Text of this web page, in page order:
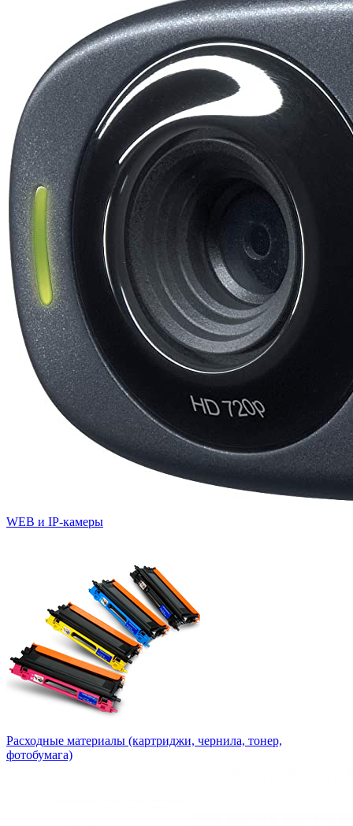
WEB и IP-камеры
Расходные материалы (картриджи, чернила, тонер,
фотобумага)